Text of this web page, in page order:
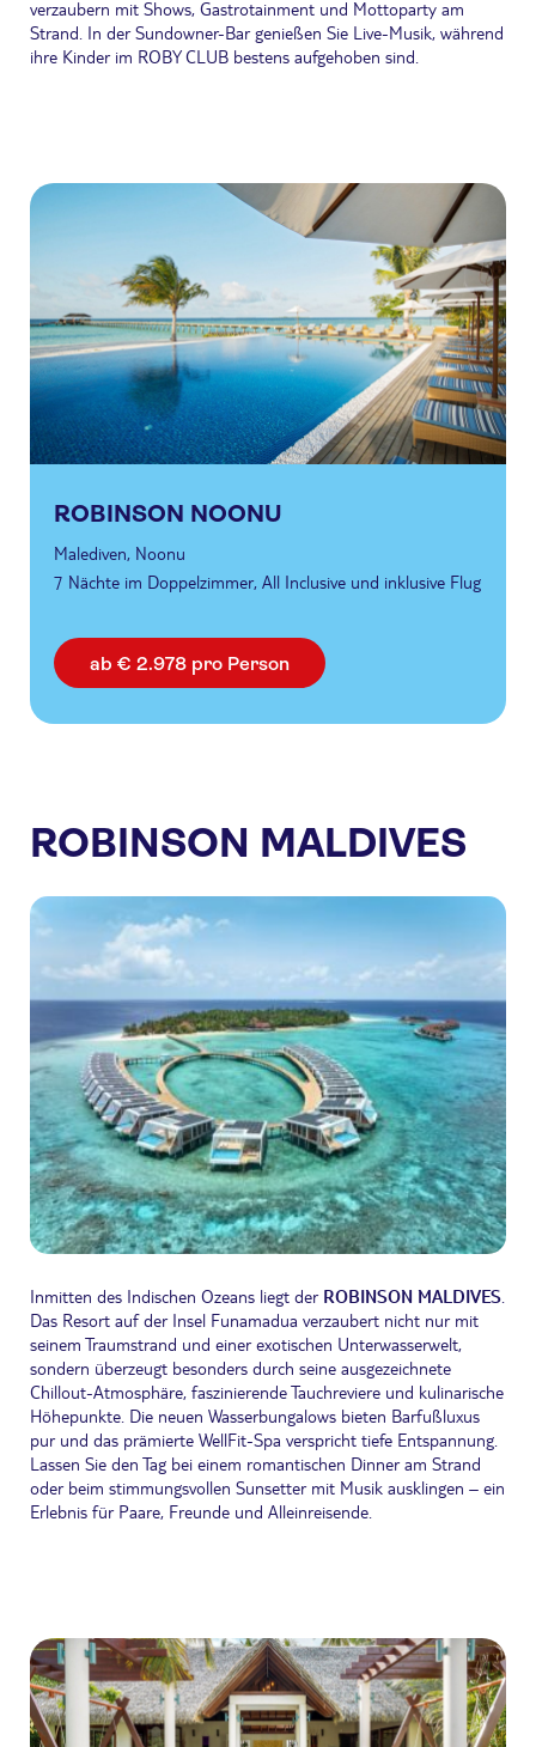
verzaubern mit Shows, Gastrotainment und Mottoparty am
Strand. In der Sundowner-Bar genießen Sie Live-Musik, während
ihre Kinder im ROBY CLUB bestens aufgehoben sind.
ROBINSON NOONU
Malediven, Noonu
7 Nächte im Doppelzimmer, All Inclusive und inklusive Flug
ab € 2.978 pro Person
ROBINSON MALDIVES
Inmitten des Indischen Ozeans liegt der ROBINSON MALDIVES
Das Resort auf der Insel Funamadua verzaubert nicht nur mit
seinem Traumstrand und einer exotischen Unterwasserwelt,
sondern überzeugt besonders durch seine ausgezeichnete
Chillout-Atmosphäre, faszinierende Tauchreviere und kulinarische
Höhepunkte. Die neuen Wasserbungalows bieten Barfußluxus
pur und das prämierte WellFit-Spa verspricht tiefe Entspannung.
Lassen Sie den Tag bei einem romantischen Dinner am Strand
oder beim stimmungsvollen Sunsetter mit Musik ausklingen – ein
Erlebnis für Paare, Freunde und Alleinreisende.